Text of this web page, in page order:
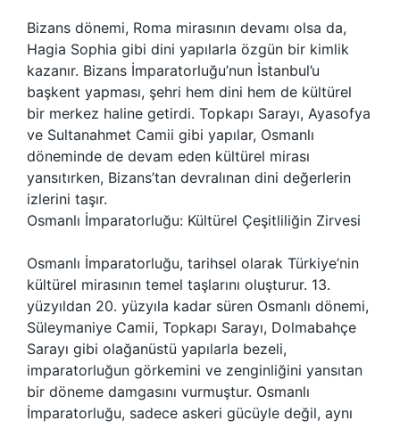
Bizans dönemi, Roma mirasının devamı olsa da,
Hagia Sophia gibi dini yapılarla özgün bir kimlik
kazanır. Bizans İmparatorluğu’nun İstanbul’u
başkent yapması, şehri hem dini hem de kültürel
bir merkez haline getirdi. Topkapı Sarayı, Ayasofya
ve Sultanahmet Camii gibi yapılar, Osmanlı
döneminde de devam eden kültürel mirası
yansıtırken, Bizans’tan devralınan dini değerlerin
izlerini taşır.
Osmanlı İmparatorluğu: Kültürel Çeşitliliğin Zirvesi
Osmanlı İmparatorluğu, tarihsel olarak Türkiye’nin
kültürel mirasının temel taşlarını oluşturur. 13.
yüzyıldan 20. yüzyıla kadar süren Osmanlı dönemi,
Süleymaniye Camii, Topkapı Sarayı, Dolmabahçe
Sarayı gibi olağanüstü yapılarla bezeli,
imparatorluğun görkemini ve zenginliğini yansıtan
bir döneme damgasını vurmuştur. Osmanlı
İmparatorluğu, sadece askeri gücüyle değil, aynı